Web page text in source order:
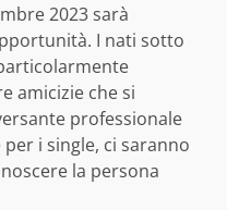
2023 sarà
I nati sotto
amicizie che si
professionale
i single, ci saranno
la persona